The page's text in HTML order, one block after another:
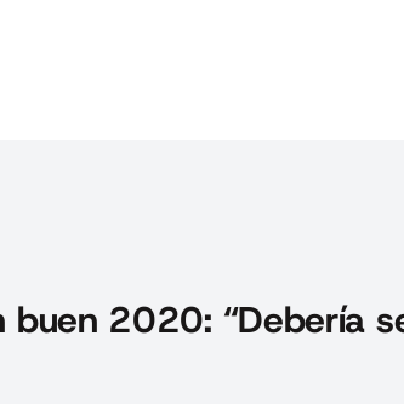
buen 2020: “Debería